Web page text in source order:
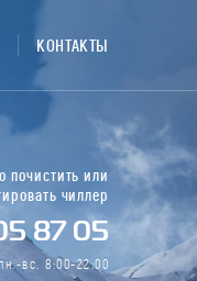
или
чиллер
87 05
вс. 8:00-22:00
КОНТАКТЫ